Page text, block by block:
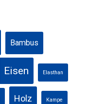
Bambus
Eisen Elasthan
Holz Kampe